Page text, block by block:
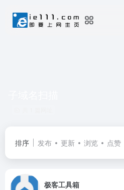
排序 发布 更新 浏览 点赞
极客工具箱